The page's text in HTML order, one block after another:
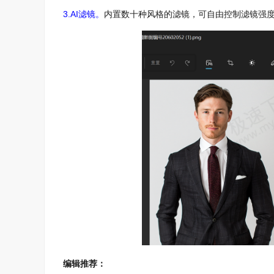
3.AI滤镜。 内置数十种风格的滤镜，可自由控制滤镜强
编辑推荐：